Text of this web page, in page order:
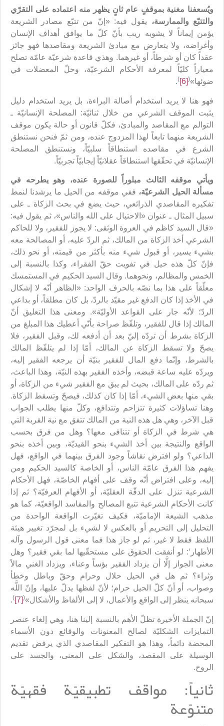
ويُسعفنا مغنية بموقفٍ عام ثانٍ يظهر منه اعتماده على التقرّي
والتتبّع والممارسة، يقول فيه: «إنّ من تتبّع مصادر الشريعة
يؤمن إيماناً لا يشوبه ريب بأنّ كلّ ما يوافق أهداف الإنسان
وأغراضه، ولا يتعارض مع مبادئ الشريعة ومقاصدها فهو جائز
عقداً كان أو شرطاً، أو غيرهما. وهذي قاعدة شرعيّة عامّة تصلح
معياراً كليّاً لمعرفة الأحكام الشرعيّة، وحلّ المعضلات في
ضوئها»(
)
.
فهو هنا لا يريد استخدام أصالة البراءة، بل يريد استخدام دليل
يثبت الموقف الشرعي من خلال ثنائيّة: المصلحة الإنسانيّة ـ
التوالم مع المقاصد والمبادئ، فكلّ قانون أو حالة يكون موقف
الشريعة منهما تابعاً لهذا المزدوج عنده، ومن ثمّ فنحن نستنطق
الشرع في مقاصده استنطاقاً سلبيّاً، ونستنطق المصلحة
الإنسانيّة في تحقّقها استنطاقاً عقلانيّاً إيجابيّاً تجربيّاً.
ويأتي موقفه الثالث مبلوراً للصورة عنده، وهو يطرحه في
مسألة الحيل الشرعيّة، ففي موقفه من الحيل ما يرشدنا لنمط
تفكيره المقاصدي الذرائعي، حيث يضع في بحث الزكاة ـ على
سبيل المثال ـ عنوان «الاحتيال على الله والناس»، ثم يقول فيه:
«قال السيد كاظم في العروة الوثقى: لا يجوز للفقير، ولا للحاكم
الشرعي أخذ الزكاة من المالك، ثم الردّ عليه، أو المصالحة معه
بشيء يسير، أو قبول شيء منه بأكثر من قيمته، أو نحو ذلك،
فإنّ كلّ هذه حيل في تفويت حقّ الفقراء، وكذا بالنسبة إلى
الخمس والمظالم، ونحوهما. وقال السيد الحكيم في المستمسك
معلّقاً على هذا بما نصّه بالحرف الواحد: «الظاهر أنّه لا إشكال
في الأخذ إذا كان الدفع غير مقيّد بالردّ، بل كان مطلقاً، أو بداعي
الردّ؛ لأنّه جار على القواعد الأوليّة». ومعنى هذا التعليق أنّ
المالك إذا قال للفقير، وتلفّظ صراحة بأنّي أعطيك هذا المبلغ من
الزكاة بشرط أن تردّه إليّ بعد أن أدفعه لك، وقبل الفقير، فلا
يصحّ ولا تسقط الزكاة عن المالك، أمّا إذا لم يتلفّظ المالك
بالشرط، وإنّما دفع المال للفقير بنيّة أن يرجعه الفقير إليه،
ويردّه عليه ساعة قبضه، وأخذه الفقير بهذه النيّة، وهذا الباعث،
ثم ردّه على المالك، بحيث لم يبق مع الفقير شيء من الزكاة، أو
بقي منها بعض الشيء، أمّا إذا كان كذلك، فيصحّ وتسقط الزكاة.
وهنا تساؤلات كثيرة تتزاحم وتتدافع، وكلّ منها يطلب الجواب
قبل الآخر، وهي هل هذه النية من المالك تتفق مع نية القربة التي
هي شرط في الزكاة أو تتنافى معها؟ وهل من فرق بحسب
الواقع والنتيجة بين أخذ الشيء بنحو القيديّة، وبين أخذه بنحو
الداعي؟ ولو افترض نقاشاً وجود الفرق بينهما في الواقع، فهل
يفهم هذا الفرق عامّة الناس، أو الخاصة كالسيد الحكيم ومن
إليه، وعلى افتراض أنّه وقف على أفهام الخاصّة، فهل الأحكام
الشرعية تنزل على الدقّة العقليّة، أو الأفهام العرفيّة؟ ثم إذا
كانت الأحكام الشرعية تتبع المصالح والمفاسد الواقعيّة، كما هو
مذهب الشيعة الإماميّة، فكيف تغيّرت الواقعة الواحدة من
التحليل إلى التحريم أو بالعكس لا لشيء بل لمجرّد تغيير هيئة
اللفظ فقط لا غير، ثم لو جاز هذا فما معنى قول الرسول وآله
الأطهار‘: لو أنفقت الحقوق على مستحقّيها لما بقي فقير؟ وهل
معنى الجواز إلَّا أن يزداد الفقير بؤساً وعناء، ويزداد الغني مالاً
وثراء؟ ثم هل في الحيل حلال وحرام وحقّ وباطل وخطأ
وصواب، أو أنّ كلّ الحيل حرام؛ لأنّ لفظها يدلّ عليها، وإنّ اللَّه
سبحانه ينظر إلى الواقع والأعمال، لا إلى الألفاظ والأشكال»(
[7]
)
.
إنّ الجملة الأخيرة تظلّ الأهم بالنسبة إلينا هنا، وهي إلغاء عنصر
التمايزات الشكليّة لصالح المعنونات والوقائع دون الأسماء
المحضة دائماً، وهذا هو التفكير المقاصدي الذي يرفض تقديم
الوسيلة على المقصد، والشكل على المعنى، والجسد على
الروح.
ثانياً: مواقف تطبيقيّة فقهيّة
متنوّعة